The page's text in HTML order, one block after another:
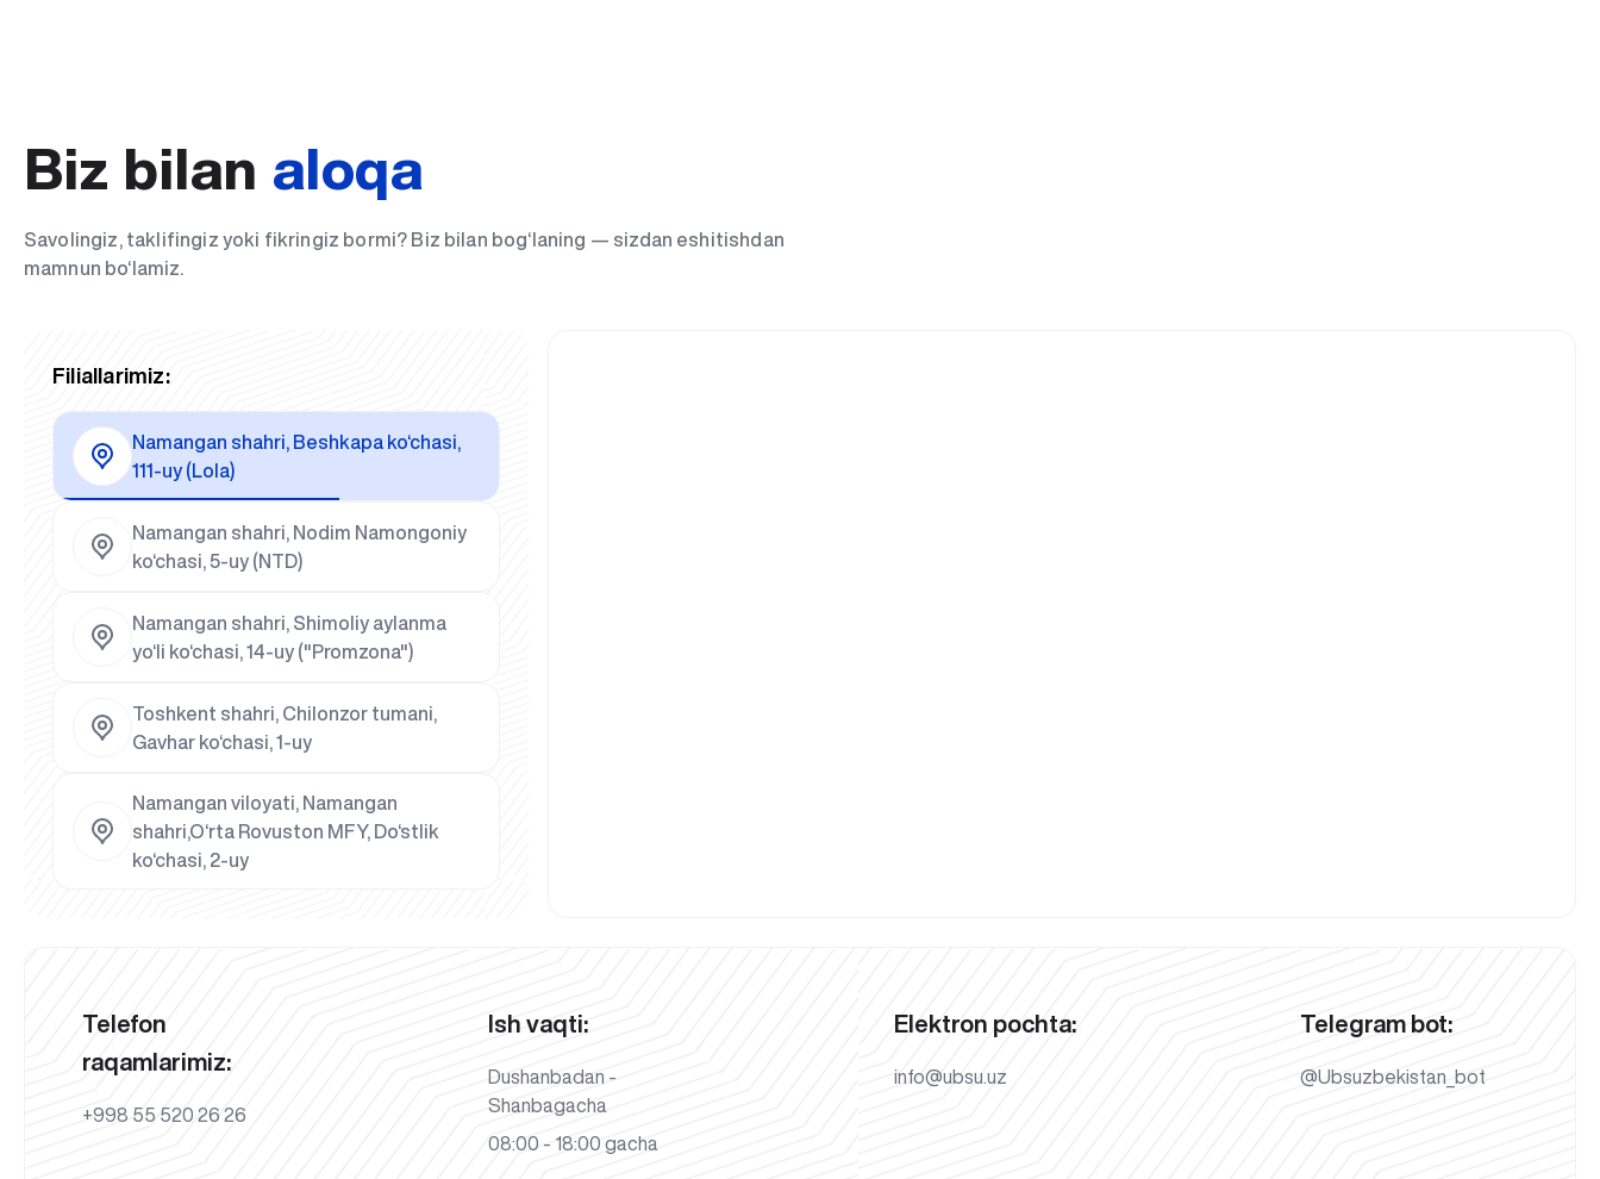
Biz bilan aloqa
Savolingiz, taklifingiz yoki fikringiz bormi? Biz bilan bog‘laning — sizdan eshitishdan
mamnun bo‘lamiz.
Filiallarimiz:
Namangan shahri, Beshkapa ko‘chasi,
111-uy (Lola)
Namangan shahri, Nodim Namongoniy
ko‘chasi, 5-uy (NTD)
Namangan shahri, Shimoliy aylanma
yo‘li ko‘chasi, 14-uy ("Promzona")
Toshkent shahri, Chilonzor tumani,
Gavhar ko‘chasi, 1-uy
Namangan viloyati, Namangan
shahri,O‘rta Rovuston MFY, Do‘stlik
ko‘chasi, 2-uy
Telefon
raqamlarimiz:
+998 55 520 26 26
Ish vaqti:
Dushanbadan -
Shanbagacha
08:00 - 18:00 gacha
Elektron pochta:
info@ubsu.uz
Telegram bot:
@Ubsuzbekistan_bot